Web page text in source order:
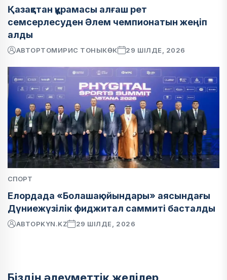
Қазақстан құрамасы алғаш рет
семсерлесуден Әлем чемпионатын жеңіп
алды
АВТОРТОМИРИС ТОНЫКӨК 29 ШІЛДЕ, 2026
СПОРТ
Елордада «Болашақ ойындары» аясындағы
Дүниежүзілік фиджитал саммиті басталды
АВТОРKYN.KZ 29 ШІЛДЕ, 2026